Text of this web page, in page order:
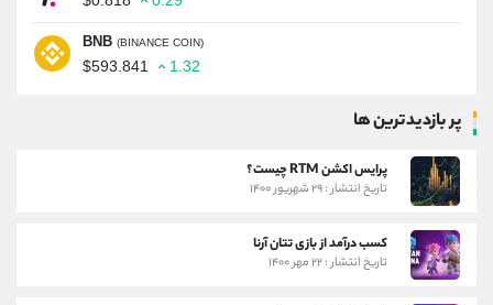
BNB (BINANCE COIN)
$593.841 1.32
پر بازدیدترین ها
پرایس اکشن RTM چیست؟
تاریخ انتشار : ۲۹ شهریور ۱۴۰۰
کسب درآمد از بازی تتان آرنا
تاریخ انتشار : ۲۲ مهر ۱۴۰۰